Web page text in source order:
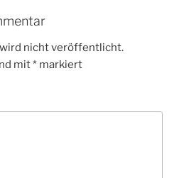
nicht veröffentlicht.
mit* markiert